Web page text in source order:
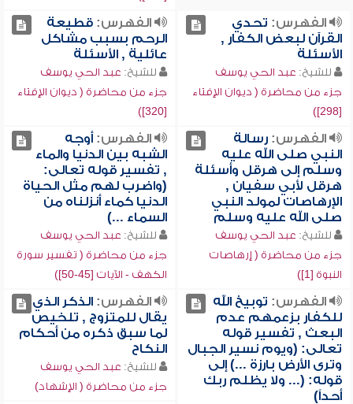
الفهرس: تحدي
القرآن لبعض الكفار ,
الأسئلة
للشيخ: عبد الحي يوسف
جزء من محاضرة ( ديوان الإفتاء
[298])
الفهرس:قطيعة
الرحم بسبب مشاكل
عائلية , الأسئلة
للشيخ: عبد الحي يوسف
جزء من محاضرة ( ديوان الإفتاء
[320])
الفهرس:رسالة
النبي صلى الله عليه
وسلم إلى هرقل وأسئلة
هرقل لأبي سفيان ,
الإرهاصات لمولد النبي
صلى الله عليه وسلم
للشيخ: عبد الحي يوسف
جزء من محاضرة ( إرهاصات
النبوة [1])
الفهرس:أوجه
الشبه بين الدنيا والماء
, تفسير قوله تعالى:
(واضرب لهم مثل الحياة
الدنيا كماء أنزلناه من
السماء ...)
للشيخ: عبد الحي يوسف
جزء من محاضرة ( تفسير سورة
الكهف - الآيات [45-50])
الفهرس: توبيخ الله
للكفار بزعمهم عدم
البعث , تفسير قوله
تعالى: (ويوم نسير الجبال
وترى الأرض بارزة ...) إلى
قوله: (... ولا يظلم ربك
أحداً)
الفهرس:الذكر الذي
يقال للمتزوج , تلخيص
لما سبق ذكره من أحكام
النكاح
للشيخ: عبد الحي يوسف
جزء من محاضرة ( الإشهاد)